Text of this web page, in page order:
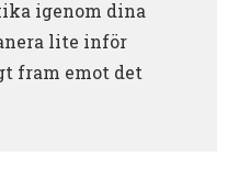
igenom dina
lite inför
fram emot det